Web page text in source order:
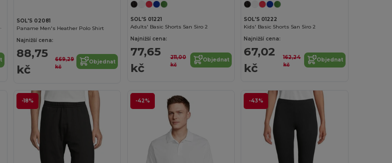
Polyesteru
SOL'S 02081
Paname Men's Heather Polo Shirt
Najnižší cena:
88,75
kč
669,29
kč
Objednat
SOL'S 01221
Adults' Basic Shorts San Siro 2
Najnižší cena:
77,65
kč
211,00
kč
Objednat
SOL'S 01222
Kids' Basic Shorts San Siro 2
Najnižší cena:
67,02
kč
162,24
kč
Objednat
-18% -42% -43%